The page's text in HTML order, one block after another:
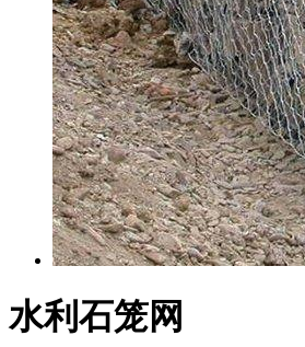
水利石笼网